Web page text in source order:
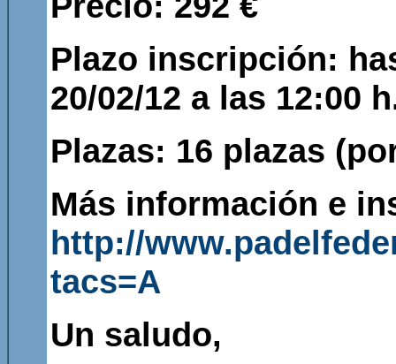
Plazo inscripción:
20/02/12 a las 12:00
Plazas: 16 plazas
Más información e
http://
tacs=A
Un saludo,